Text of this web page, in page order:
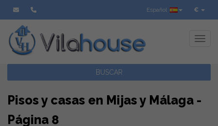
€
Español
BUSCAR
Pisos y casas en Mijas y Málaga -
Página 8